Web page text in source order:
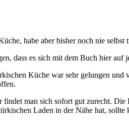
habe aber bisher noch nie selbst
dass es sich mit dem Buch hier auf
Küche war sehr gelungen
man sich sofort gut zurecht.
Laden in der Nähe hat, sollte